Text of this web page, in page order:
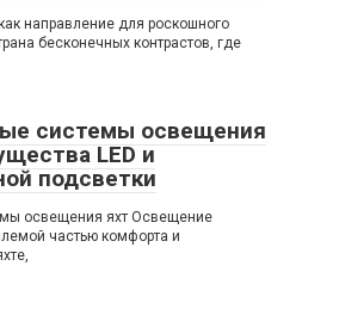
направление для роскошного
бесконечных контрастов, где
системы освещения
LED и
подсветки
освещения яхт Освещение
частью комфорта и